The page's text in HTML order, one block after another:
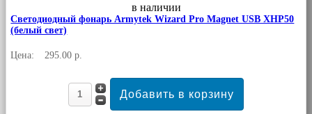
в наличии
Светодиодный фонарь Armytek Wizard Pro Magnet USB XHP50
(белый свет)
Цена: 295.00 р.